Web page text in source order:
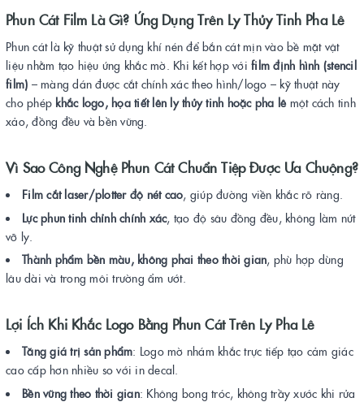
Phun Cát Film Là Gì? Ứng Dụng Trên Ly Thủy Tinh Pha Lê
Phun cát là kỹ thuật sử dụng khí nén để bắn cát mịn vào bề mặt vật
liệu nhằm tạo hiệu ứng khắc mờ. Khi kết hợp với film định hình (stencil
film) – màng dán được cắt chính xác theo hình/logo – kỹ thuật này
cho phép khắc logo, họa tiết lên ly thủy tinh hoặc pha lêmột cách tinh
xảo, đồng đều và bền vững.
Vì Sao Công Nghệ Phun Cát Chuẩn Tiệp Được Ưa Chuộng?
Film cắt laser/plotter độ nét cao, giúp đường viền khắc rõ ràng.
Lực phun tinh chỉnh chính xác, tạo độ sâu đồng đều, không làm nứt
vỡ ly.
Thành phẩm bền màu, không phai theo thời gian, phù hợp dùng
lâu dài và trong môi trường ẩm ướt.
Lợi Ích Khi Khắc Logo Bằng Phun Cát Trên Ly Pha Lê
Tăng giá trị sản phẩm: Logo mờ nhám khắc trực tiếp tạo cảm giác
cao cấp hơn nhiều so với in decal.
Bền vững theo thời gian: Không bong tróc, không trầy xước khi rửa